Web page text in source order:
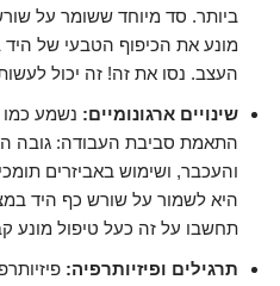
ביותר. סד מיוחד ששומר על
מונע את הכיפוף הטבעי של
העצב. נסו את זה! זה יכול
שינויים ארגונומיים: נשמע
התאמת סביבת העבודה: גובה
והעכבר, ושימוש באביזרים
היא לשמור על שורש כף היד
תחשבו על זה כעל טיפול מונע
תרגילים ופיזיותרפיה: